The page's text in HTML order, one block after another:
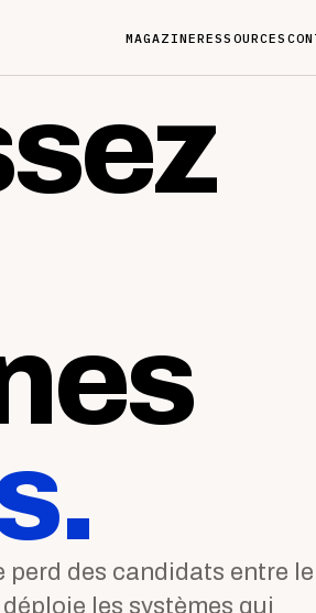
MAGAZINERESSOURCES
perd des candidats entre le
les systèmes qui